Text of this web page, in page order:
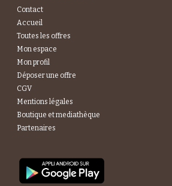
Contact
Accueil
Toutes les offres
Mon espace
Mon profil
Déposer une offre
CGV
Mentions légales
Boutique et mediathèque
Partenaires